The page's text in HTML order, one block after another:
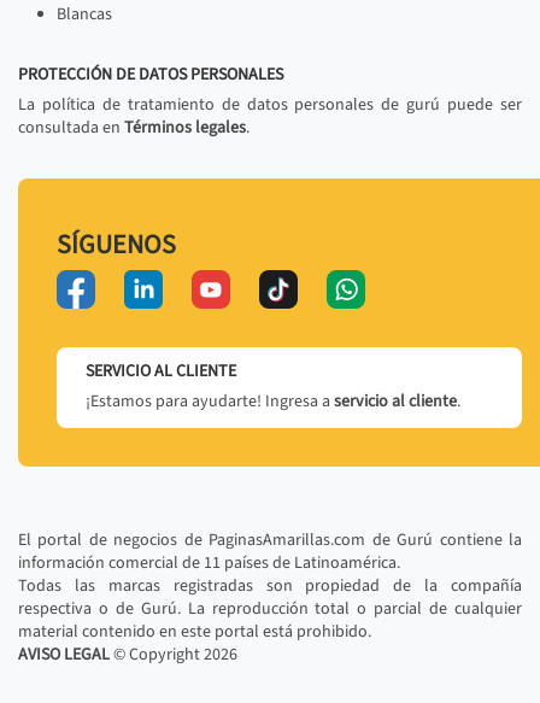
Blancas
PROTECCIÓN DE DATOS PERSONALES
La política de tratamiento de datos personales de gurú puede ser
consultada en Términos legales.
SÍGUENOS
SERVICIO AL CLIENTE
¡Estamos para ayudarte! Ingresa a servicio al cliente.
El portal de negocios de PaginasAmarillas.com de Gurú contiene la
información comercial de 11 países de Latinoamérica.
Todas las marcas registradas son propiedad de la compañía
respectiva o de Gurú. La reproducción total o parcial de cualquier
material contenido en este portal está prohibido.
AVISO LEGAL© Copyright2026